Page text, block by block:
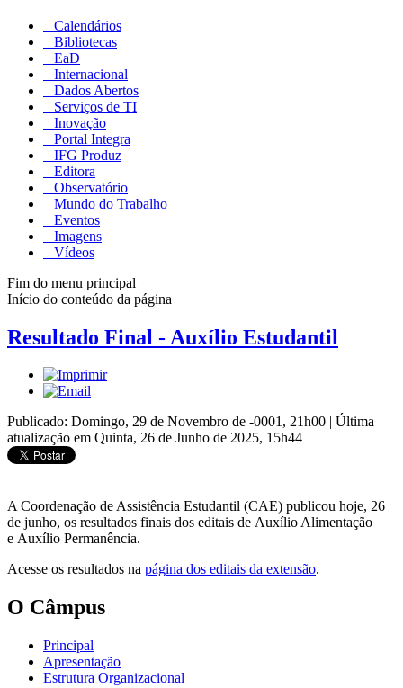
Calendários
Bibliotecas
EaD
Internacional
Dados Abertos
Serviços de TI
Inovação
Portal Integra
IFG Produz
Editora
Observatório
Mundo do Trabalho
Eventos
Imagens
Vídeos
Fim do menu principal
Início do conteúdo da página
Resultado Final - Auxílio Estudantil
Publicado: Domingo, 29 de Novembro de -0001, 21h00 | Última
atualização em Quinta, 26 de Junho de 2025, 15h44
A Coordenação de Assistência Estudantil (CAE) publicou hoje, 26
de junho, os resultados finais dos editais de Auxílio Alimentação
e Auxílio Permanência.
Acesse os resultados na página dos editais da extensão.
O Câmpus
Principal
Apresentação
Estrutura Organizacional